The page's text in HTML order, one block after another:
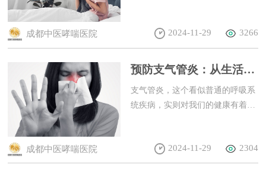
疾病复发呢？以下是一些实用的建
议，希望能为你的健康保驾护航。
成都中医哮喘医院 2024-11-29 3266
预防支气管炎：从生活中
这些小事做起
支气管炎，这个看似普通的呼吸系
统疾病，实则对我们的健康有着不
做起，就能有效降低其发病风险。
成都中医哮喘医院 2024-11-29 2304